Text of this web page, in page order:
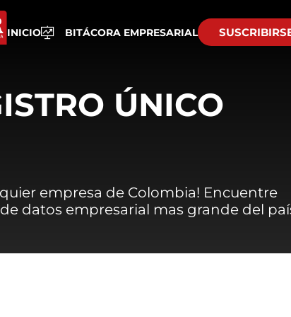
INICIO BITÁCORA EMPRESARIAL
ÚNICO
empresa de Colombia! Encuentre
datos empresarial mas grande del